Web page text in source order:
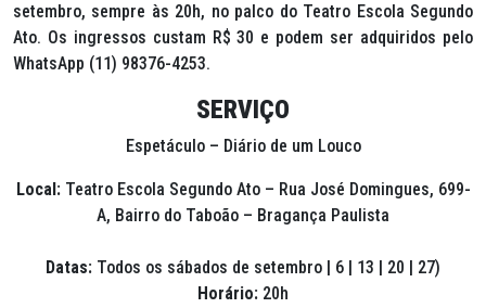
setembro, sempre às 20h, no palco do Teatro Escola Segundo
Ato. Os ingressos custam R$ 30 e podem ser adquiridos pelo
WhatsApp (11) 98376-4253.
SERVIÇO
Espetáculo– Diário de um Louco
Local:Teatro Escola Segundo Ato – Rua José Domingues, 699-
A, Bairro do Taboão – Bragança Paulista
Datas: Todos os sábados de setembro | 6 | 13 | 20 | 27)
Horário: 20h